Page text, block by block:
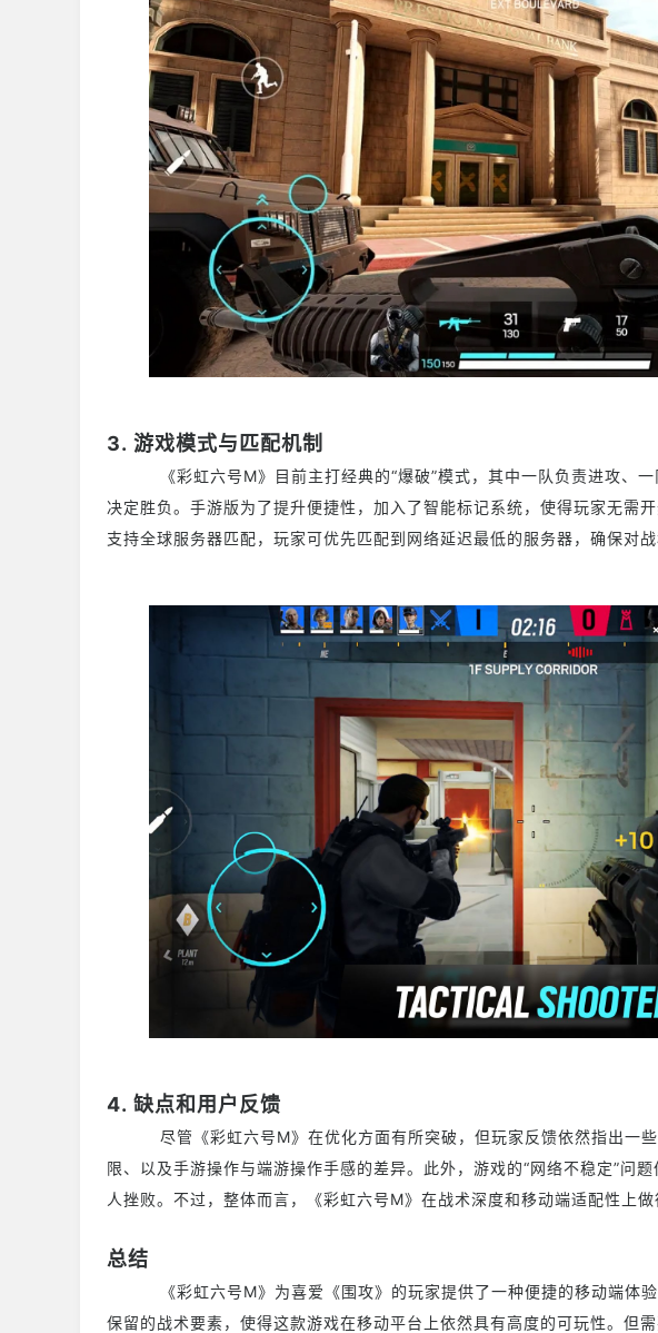
3. 游戏模式与匹配机制
《彩虹六号M》目前主打经典的“爆破”模式，其中一队负责进攻、一
决定胜负。手游版为了提升便捷性，加入了智能标记系统，使得玩家无需
支持全球服务器匹配，玩家可优先匹配到网络延迟最低的服务器，确保对战
4. 缺点和用户反馈
尽管《彩虹六号M》在优化方面有所突破，但玩家反馈依然指出一些
限、以及手游操作与端游操作手感的差异。此外，游戏的“网络不稳定”问
人挫败。不过，整体而言，《彩虹六号M》在战术深度和移动端适配性上做
总结
《彩虹六号M》为喜爱《围攻》的玩家提供了一种便捷的移动端体验
保留的战术要素，使得这款游戏在移动平台上依然具有高度的可玩性。但